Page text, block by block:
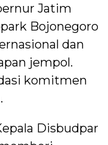
Jatim
Bojonegoro
dan
jempol.
komitmen
Disbudpar